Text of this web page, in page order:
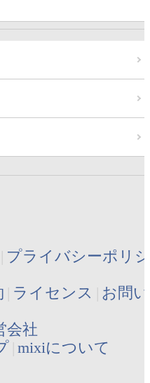
プライバシーポリ
ライセンス お問
会社
mixiについて